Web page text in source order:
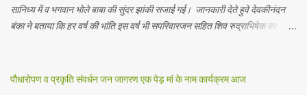
सानिध्य में व भगवान भोले बाबा की सुंदर झांकी सजाई गई। जानकारी देते हुवे देवकीनंदन
बंका ने बताया कि हर वर्ष की भांति इस वर्ष भी सपरिवारजन सहित शिव रुद्राभिषेक का
भाविक, लाडो, मीना, रेनू, निर्मला, दीक्षा, मनीषा आदि सभी परिवार जन उपस्थित रहे।
पौधारोपण व प्रकृति संवर्धन जन जागरण एक पेड़ मां के नाम कार्यक्रम आज